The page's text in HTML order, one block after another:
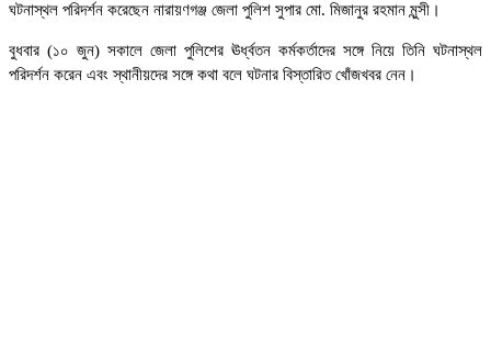
ঘটনাস্থল পরিদর্শন করেছেন নারায়ণগঞ্জ জেলা পুলিশ সুপার মো. মিজানুর রহমান মুন্সী।
বুধবার (১০ জুন) সকালে জেলা পুলিশের ঊর্ধ্বতন কর্মকর্তাদের সঙ্গে নিয়ে তিনি ঘটনাস্থল
পরিদর্শন করেন এবং স্থানীয়দের সঙ্গে কথা বলে ঘটনার বিস্তারিত খোঁজখবর নেন।